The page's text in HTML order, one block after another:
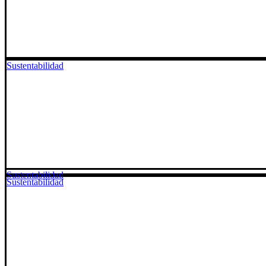
Sustentabilidad
Sustentabilidad
Sustentabilidad